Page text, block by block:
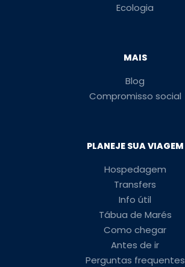
Ecologia
MAIS
Blog
Compromisso social
PLANEJE SUA VIAGEM
Hospedagem
Transfers
Info útil
Tábua de Marés
Como chegar
Antes de ir
Perguntas frequentes